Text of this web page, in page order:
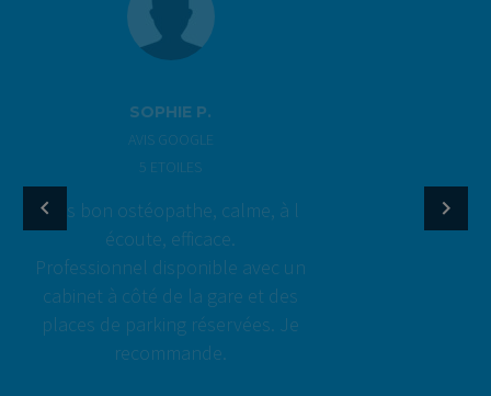
JULIETTE
AVIS GOOGLE
Très à l’écoute et disponible, je
recommande!
